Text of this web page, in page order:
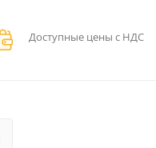
Доступные цены с НДС